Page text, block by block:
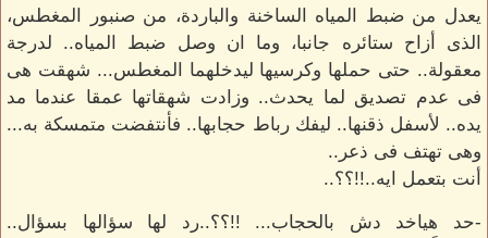
يعدل من ضبط المياه الساخنة والباردة، من صنبور المغطس،
الذى أزاح ستائره جانبا، وما ان وصل ضبط المياه.. لدرجة
معقولة.. حتى حملها وكرسيها ليدخلهما المغطس... شهقت هى
فى عدم تصديق لما يحدث.. وزادت شهقاتها عمقا عندما مد
يده.. لأسفل ذقنها.. ليفك رباط حجابها.. فأنتفضت متمسكة به...
وهى تهتف فى ذعر..
أنت بتعمل ايه..!!؟؟..
-حد هياخد دش بالحجاب... !!؟؟..رد لها سؤالها بسؤال..